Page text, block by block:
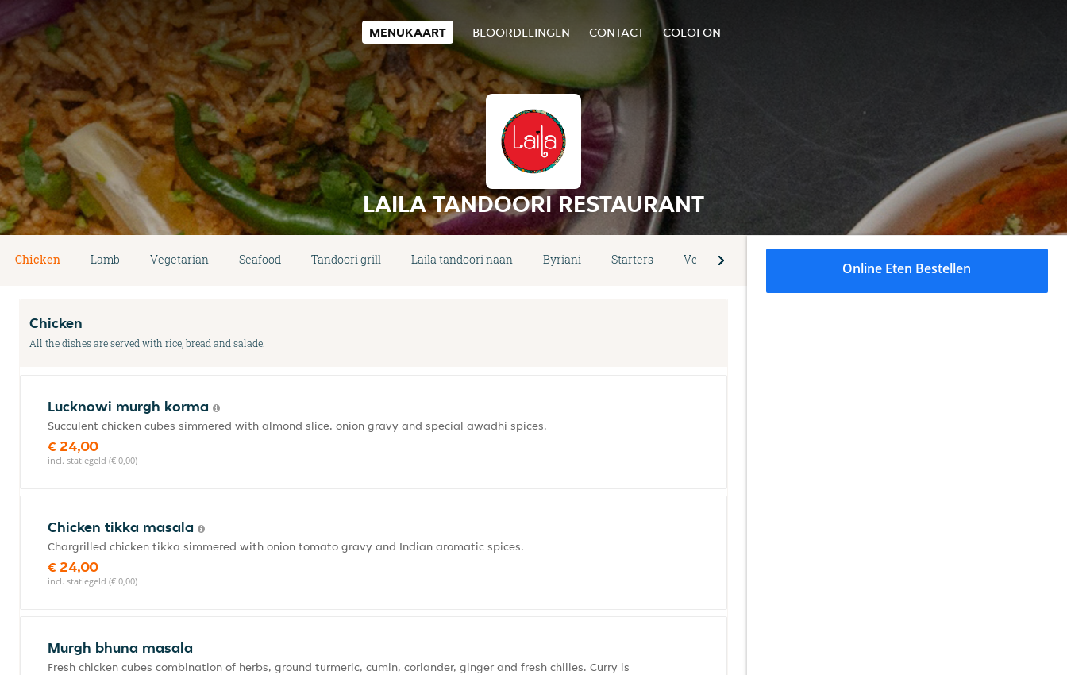
MENUKAART BEOORDELINGEN CONTACT COLOFON
LAILA TANDOORI RESTAURANT
Chicken Lamb Vegetarian Seafood Tandoori grill Laila tandoori naan Byriani Starters Vegetarian starters Desserts
Chicken
All the dishes are served with rice, bread and salade.
Lucknowi murgh korma
Succulent chicken cubes simmered with almond slice, onion gravy and special awadhi spices.
€ 24,00
incl. statiegeld (€ 0,00)
Chicken tikka masala
Chargrilled chicken tikka simmered with onion tomato gravy and Indian aromatic spices.
€ 24,00
incl. statiegeld (€ 0,00)
Murgh bhuna masala
Fresh chicken cubes combination of herbs, ground turmeric, cumin, coriander, ginger and fresh chilies. Curry is
Online Eten Bestellen